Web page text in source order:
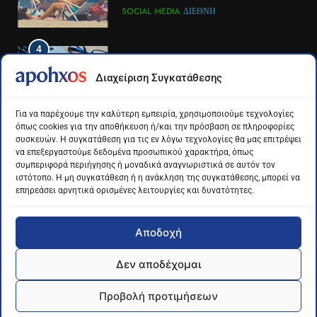
Διαχείριση Συγκατάθεσης
Για να παρέχουμε την καλύτερη εμπειρία, χρησιμοποιούμε τεχνολογίες
όπως cookies για την αποθήκευση ή/και την πρόσβαση σε πληροφορίες
συσκευών. Η συγκατάθεση για τις εν λόγω τεχνολογίες θα μας επιτρέψει
να επεξεργαστούμε δεδομένα προσωπικού χαρακτήρα, όπως
συμπεριφορά περιήγησης ή μοναδικά αναγνωριστικά σε αυτόν τον
ιστότοπο. Η μη συγκατάθεση ή η ανάκληση της συγκατάθεσης, μπορεί να
επηρεάσει αρνητικά ορισμένες λειτουργίες και δυνατότητες.
Αποδοχή
Δεν αποδέχομαι
Προβολή προτιμήσεων
του ΣΚΑΪ στην Πάτρα
LIFESTYLE-MEDIA ΠΆΤΡΑ-ΔΥΤΙΚΉ ΕΛΛΆΔΑ
4
στον ΣΚΑΙ
5
Ο Παναγιώτης Στάθης στο
«τιμόνι» του κεντρικού δελτίου
ειδήσεων της ΕΡΤ
LIFESTYLE-MEDIA
Στον ΑΝΤ1 η Σία Κοσιώνη- Η
ανακοίνωση του σταθμού
LIFESTYLE-MEDIA
σόσιαλ
SOCIAL MEDIA ΔΙΕΘΝΉ
4
κοινωνικής δικτύωσης και οι
χρησιμοποιούνται
περισσότερο για ενημέρωση,
σε παγκόσμιο επίπεδο
5
Διάστημα: Εντοπίστηκαν για
πρώτη φορά ενδείξεις για τον
άνεμο που εκπέμπει η μαύρη
μας
ΔΙΕΘΝΉ ΕΠΙΣΤΉΜΗ
«στερεύουν» από χιόνι
ΕΛΛΆΔΑ ΕΠΙΣΤΉΜΗ
Apohxos.gr - Ενημέρωση με... υπογραφή © 2026
Powered by George Kontogeorgas -